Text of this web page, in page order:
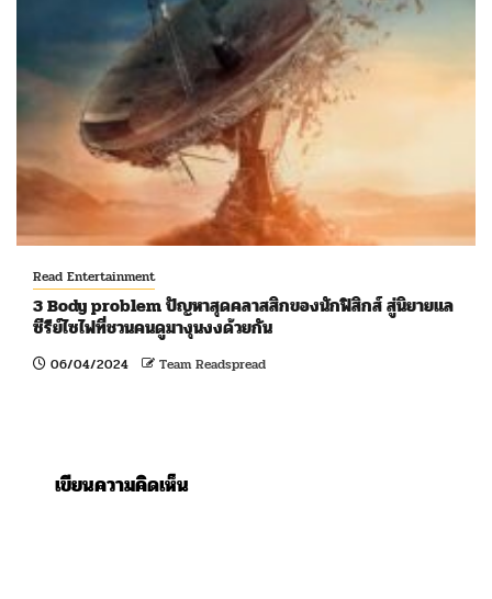
Read Entertainment
3 Body problem ปัญหาสุดคลาสสิกของนักฟิสิกส์ สู่นิยายแล
ซีรีย์ไซไฟที่ชวนคนดูมางุนงงด้วยกัน
06/04/2024 Team Readspread
เขียนความคิดเห็น